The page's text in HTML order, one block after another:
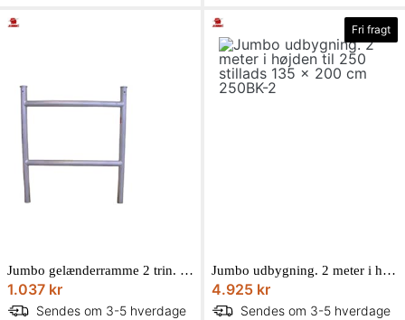
Jumbo gelænderramme 2 trin. 135 x 100 cm 12135101 Til bredde rullestilladser
1.037 kr
Sendes om 3-5 hverdage
Fri fragt
Jumbo udbygning. 2 meter i højden til 250 stillads 135 x 200 cm 250BK-2
4.925 kr
Sendes om 3-5 hverdage